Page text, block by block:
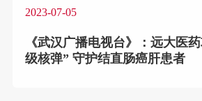
2023-07-05
《武汉广播电视台》：远大医
级核弹” 守护结直肠癌肝患者